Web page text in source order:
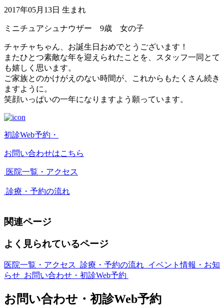
2017年05月13日 生まれ
ミニチュアシュナウザー 9歳 女の子
チャチャちゃん、お誕生日おめでとうございます！
またひとつ素敵な年を迎えられたことを、スタッフ一同とて
も嬉しく思います。
ご家族とのかけがえのない時間が、これからもたくさん続き
ますように。
笑顔いっぱいの一年になりますよう願っています。
初診Web予約・
お問い合わせはこちら
医院一覧・アクセス
診療・予約の流れ
関連ページ
よく見られているページ
医院一覧・アクセス 診療・予約の流れ イベント情報・お知
らせ お問い合わせ・初診Web予約
お問い合わせ・初診Web予約